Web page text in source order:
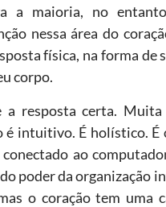
a maioria, no
nessa área do
física, na forma de
corpo.
a resposta certa.
é intuitivo. É holístico.
ao
poder da organização
o coração tem uma